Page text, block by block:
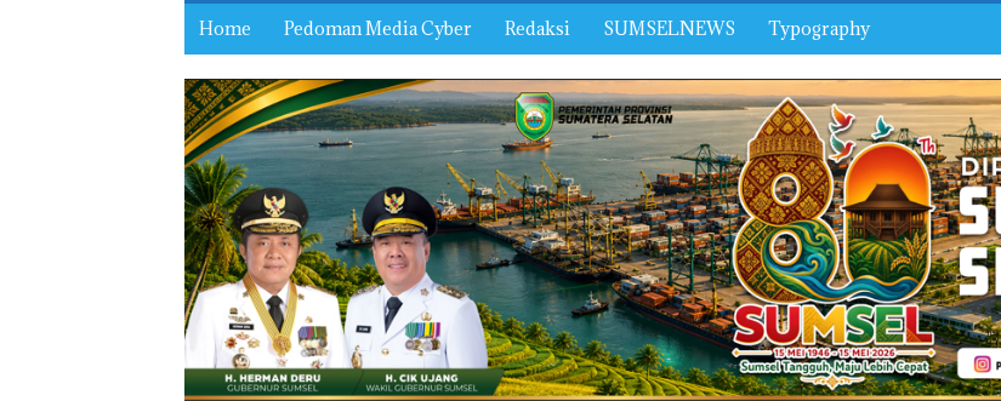
Home Pedoman Media Cyber Redaksi SUMSELNEWS Typography